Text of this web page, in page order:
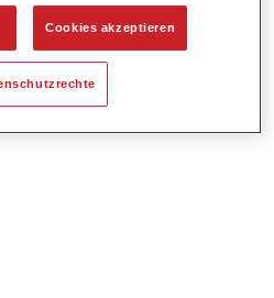
sicheres Einlackieren.
werden, z.B. für Innenraum-,
Cookies akzeptieren